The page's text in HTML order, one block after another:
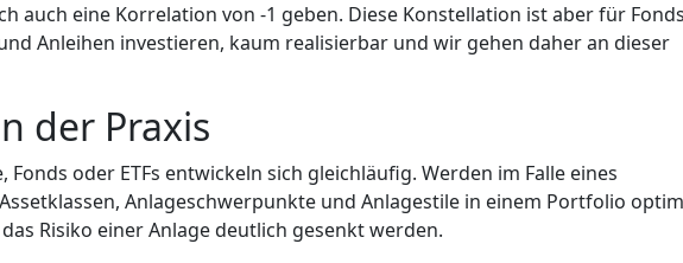
auch eine Korrelation von -1 geben. Diese Konstellation ist aber für
Anleihen investieren, kaum realisierbar und wir gehen daher an dieser
der Praxis
oder ETFs entwickeln sich gleichläufig. Werden im Falle eines
Anlageschwerpunkte und Anlagestile in einem Portfolio
Risiko einer Anlage deutlich gesenkt werden.